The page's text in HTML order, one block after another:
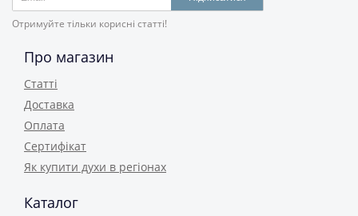
Отримуйте тільки корисні статті!
Про магазин
Статті
Доставка
Оплата
Сертифікат
Як купити духи в регіонах
Каталог